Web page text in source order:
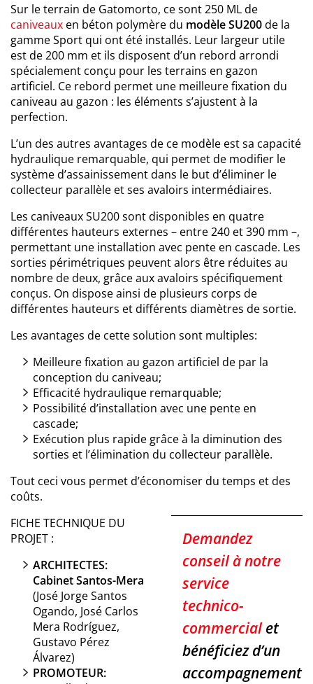
Sur le terrain de Gatomorto, ce sont 250 ML de
caniveaux en béton polymère du modèle SU200de la
gamme Sport qui ont été installés. Leur largeur utile
est de 200 mm et ils disposent d’un rebord arrondi
spécialement conçu pour les terrains en gazon
artificiel. Ce rebord permet une meilleure fixation du
caniveau au gazon : les éléments s’ajustent à la
perfection.
L’un des autres avantages de ce modèle est sa capacité
hydraulique remarquable, qui permet de modifier le
système d’assainissement dans le but d’éliminer le
collecteur parallèle et ses avaloirs intermédiaires.
Les caniveaux SU200 sont disponibles en quatre
différentes hauteurs externes – entre 240 et 390 mm –,
permettant une installation avec pente en cascade. Les
sorties périmétriques peuvent alors être réduites au
nombre de deux, grâce aux avaloirs spécifiquement
conçus. On dispose ainsi de plusieurs corps de
différentes hauteurs et différents diamètres de sortie.
Les avantages de cette solution sont multiples:
Meilleure fixation au gazon artificiel de par la
conception du caniveau;
Efficacité hydraulique remarquable;
Possibilité d’installation avec une pente en
cascade;
Exécution plus rapide grâce à la diminution des
sorties et l’élimination du collecteur parallèle.
Tout ceci vous permet d’économiser du temps et des
coûts.
Demandez
conseil à notre
service
technico-
commercialet
bénéficiez d’un
accompagnement
FICHE TECHNIQUE DU
PROJET :
ARCHITECTES:
Cabinet Santos-Mera
(José Jorge Santos
Ogando, José Carlos
Mera Rodríguez,
Gustavo Pérez
Álvarez)
PROMOTEUR: